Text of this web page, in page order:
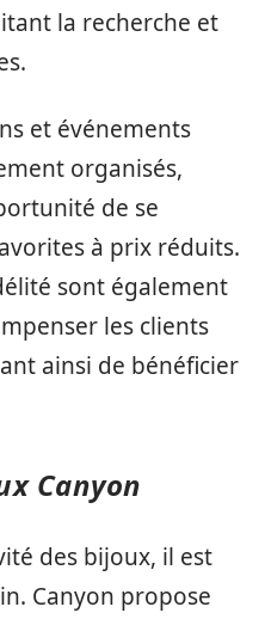
la recherche et
et événements
organisés,
de se
à prix réduits.
sont également
les clients
ainsi de bénéficier
Canyon
des bijoux, il est
Canyon propose